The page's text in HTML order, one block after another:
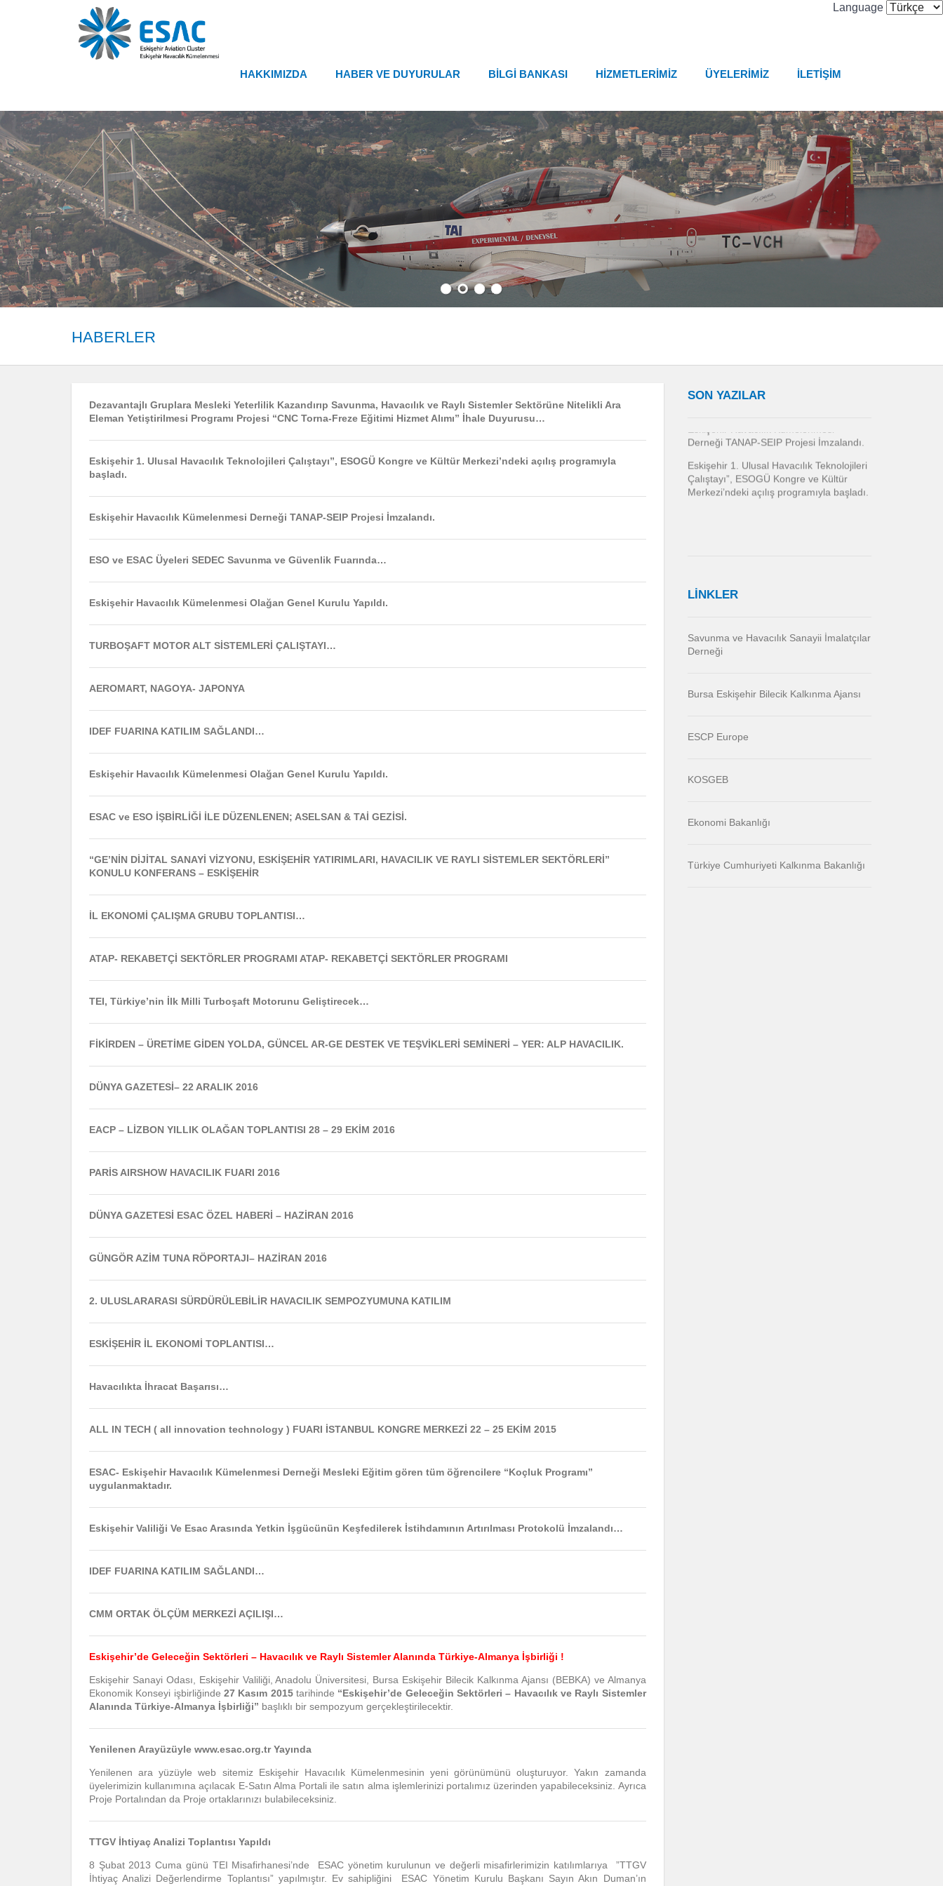
Language
HAKKIMIZDA HABER VE DUYURULAR BİLGİ BANKASI HİZMETLERİMİZ ÜYELERİMİZ İLETİŞİM
HABERLER
Dezavantajlı Gruplara Mesleki Yeterlilik Kazandırıp Savunma, Havacılık ve Raylı Sistemler Sektörüne Nitelikli Ara
Eleman Yetiştirilmesi Programı Projesi “CNC Torna-Freze Eğitimi Hizmet Alımı” İhale Duyurusu…
Eskişehir 1. Ulusal Havacılık Teknolojileri Çalıştayı”, ESOGÜ Kongre ve Kültür Merkezi’ndeki açılış programıyla
başladı.
Eskişehir Havacılık Kümelenmesi Derneği TANAP-SEIP Projesi İmzalandı.
ESO ve ESAC Üyeleri SEDEC Savunma ve Güvenlik Fuarında…
Eskişehir Havacılık Kümelenmesi Olağan Genel Kurulu Yapıldı.
TURBOŞAFT MOTOR ALT SİSTEMLERİ ÇALIŞTAYI…
AEROMART, NAGOYA- JAPONYA
IDEF FUARINA KATILIM SAĞLANDI…
Eskişehir Havacılık Kümelenmesi Olağan Genel Kurulu Yapıldı.
ESAC ve ESO İŞBİRLİĞİ İLE DÜZENLENEN; ASELSAN & TAİ GEZİSİ.
“GE’NİN DİJİTAL SANAYİ VİZYONU, ESKİŞEHİR YATIRIMLARI, HAVACILIK VE RAYLI SİSTEMLER SEKTÖRLERİ”
KONULU KONFERANS – ESKİŞEHİR
İL EKONOMİ ÇALIŞMA GRUBU TOPLANTISI…
ATAP- REKABETÇİ SEKTÖRLER PROGRAMI ATAP- REKABETÇİ SEKTÖRLER PROGRAMI
TEI, Türkiye’nin İlk Milli Turboşaft Motorunu Geliştirecek…
FİKİRDEN – ÜRETİME GİDEN YOLDA, GÜNCEL AR-GE DESTEK VE TEŞVİKLERİ SEMİNERİ – YER: ALP HAVACILIK.
DÜNYA GAZETESİ– 22 ARALIK 2016
EACP – LİZBON YILLIK OLAĞAN TOPLANTISI 28 – 29 EKİM 2016
PARİS AIRSHOW HAVACILIK FUARI 2016
DÜNYA GAZETESİ ESAC ÖZEL HABERİ – HAZİRAN 2016
GÜNGÖR AZİM TUNA RÖPORTAJI– HAZİRAN 2016
2. ULUSLARARASI SÜRDÜRÜLEBİLİR HAVACILIK SEMPOZYUMUNA KATILIM
ESKİŞEHİR İL EKONOMİ TOPLANTISI…
Havacılıkta İhracat Başarısı…
ALL IN TECH ( all innovation technology ) FUARI İSTANBUL KONGRE MERKEZİ 22 – 25 EKİM 2015
ESAC- Eskişehir Havacılık Kümelenmesi Derneği Mesleki Eğitim gören tüm öğrencilere “Koçluk Programı”
uygulanmaktadır.
Eskişehir Valiliği Ve Esac Arasında Yetkin İşgücünün Keşfedilerek İstihdamının Artırılması Protokolü İmzalandı…
IDEF FUARINA KATILIM SAĞLANDI…
CMM ORTAK ÖLÇÜM MERKEZİ AÇILIŞI…
Eskişehir’de Geleceğin Sektörleri – Havacılık ve Raylı Sistemler Alanında Türkiye-Almanya İşbirliği !
Eskişehir Sanayi Odası, Eskişehir Valiliği, Anadolu Üniversitesi, Bursa Eskişehir Bilecik Kalkınma Ajansı (BEBKA) ve Almanya
Ekonomik Konseyi işbirliğinde 27 Kasım 2015 tarihinde “Eskişehir’de Geleceğin Sektörleri – Havacılık ve Raylı Sistemler
Alanında Türkiye-Almanya İşbirliği” başlıklı bir sempozyum gerçekleştirilecektir.
Yenilenen Arayüzüyle www.esac.org.tr Yayında
Yenilenen ara yüzüyle web sitemiz Eskişehir Havacılık Kümelenmesinin yeni görünümünü oluşturuyor. Yakın zamanda
üyelerimizin kullanımına açılacak E-Satın Alma Portali ile satın alma işlemlerinizi portalımız üzerinden yapabileceksiniz. Ayrıca
Proje Portalından da Proje ortaklarınızı bulabileceksiniz.
TTGV İhtiyaç Analizi Toplantısı Yapıldı
8 Şubat 2013 Cuma günü TEI Misafirhanesi’nde ESAC yönetim kurulunun ve değerli misafirlerimizin katılımlarıya ”TTGV
İhtiyaç Analizi Değerlendirme Toplantısı” yapılmıştır. Ev sahipliğini ESAC Yönetim Kurulu Başkanı Sayın Akın Duman’ın
SON YAZILAR
Motorunu Geliştirecek…
PROGRAMI ATAP- REKABETÇİ
SEKTÖRLER PROGRAMI
İL EKONOMİ ÇALIŞMA GRUBU
TOPLANTISI…
“GE’NİN DİJİTAL SANAYİ VİZYONU,
ESKİŞEHİR YATIRIMLARI, HAVACILIK
VE RAYLI SİSTEMLER SEKTÖRLERİ”
KONULU KONFERANS – ESKİŞEHİR
ESAC ve ESO İŞBİRLİĞİ İLE
DÜZENLENEN; ASELSAN & TAİ GEZİSİ.
TURBOŞAFT MOTOR ALT SİSTEMLERİ
Eskişehir Havacılık Kümelenmesi Olağan
Eskişehir Havacılık Kümelenmesi
Derneği TANAP-SEIP Projesi İmzalandı.
Eskişehir 1. Ulusal Havacılık Teknolojileri
Çalıştayı”, ESOGÜ Kongre ve Kültür
Merkezi’ndeki açılış programıyla başladı.
LİNKLER
Savunma ve Havacılık Sanayii İmalatçılar
Derneği
Bursa Eskişehir Bilecik Kalkınma Ajansı
ESCP Europe
KOSGEB
Ekonomi Bakanlığı
Türkiye Cumhuriyeti Kalkınma Bakanlığı